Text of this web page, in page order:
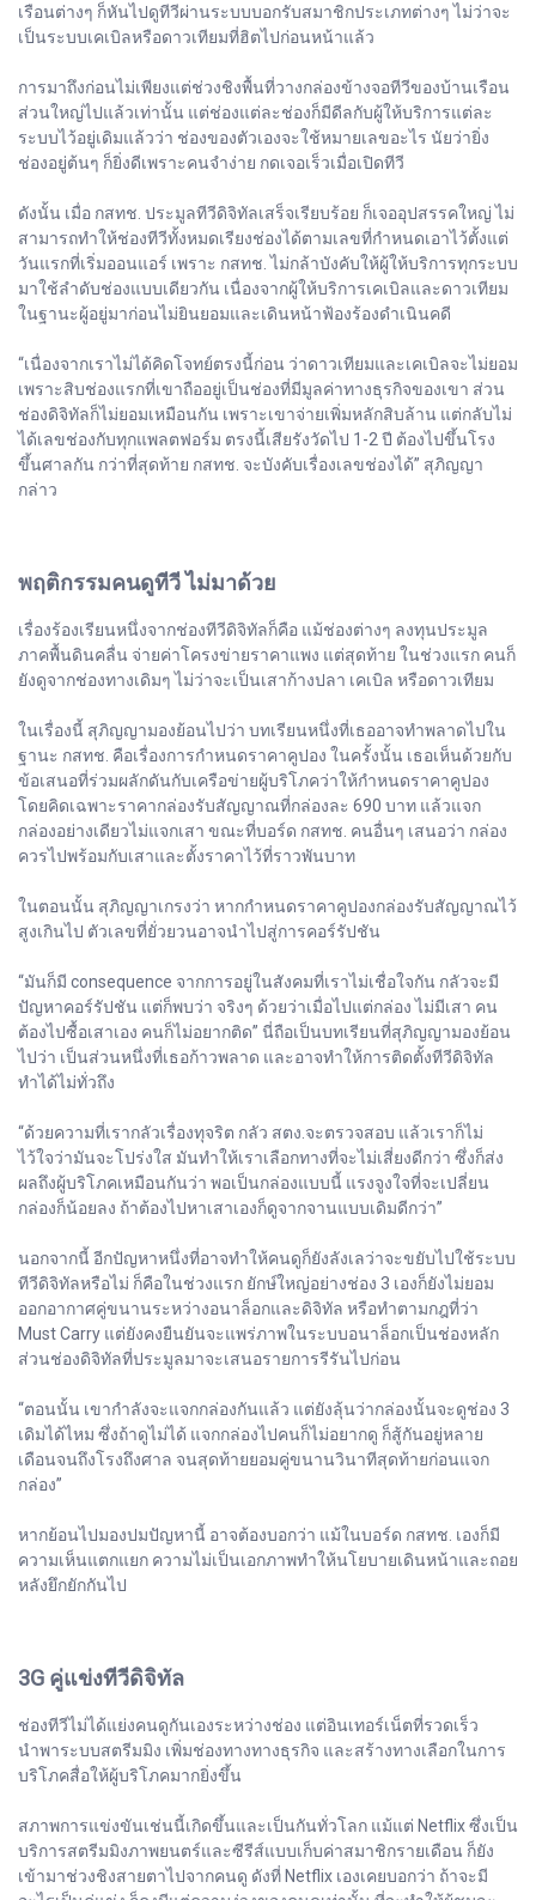
เรือนต่างๆ ก็หันไปดูทีวีผ่านระบบบอกรับสมาชิกประเภทต่างๆ ไม่ว่าจะ
เป็นระบบเคเบิลหรือดาวเทียมที่ฮิตไปก่อนหน้าแล้ว
การมาถึงก่อนไม่เพียงแต่ช่วงชิงพื้นที่วางกล่องข้างจอทีวีของบ้านเรือน
ส่วนใหญ่ไปแล้วเท่านั้น แต่ช่องแต่ละช่องก็มีดีลกับผู้ให้บริการแต่ละ
ระบบไว้อยู่เดิมแล้วว่า ช่องของตัวเองจะใช้หมายเลขอะไร นัยว่ายิ่ง
ช่องอยู่ต้นๆ ก็ยิ่งดีเพราะคนจำง่าย กดเจอเร็วเมื่อเปิดทีวี
ดังนั้น เมื่อ กสทช. ประมูลทีวีดิจิทัลเสร็จเรียบร้อย ก็เจออุปสรรคใหญ่ ไม่
สามารถทำให้ช่องทีวีทั้งหมดเรียงช่องได้ตามเลขที่กำหนดเอาไว้ตั้งแต่
วันแรกที่เริ่มออนแอร์ เพราะ กสทช. ไม่กล้าบังคับให้ผู้ให้บริการทุกระบบ
มาใช้ลำดับช่องแบบเดียวกัน เนื่องจากผู้ให้บริการเคเบิลและดาวเทียม
ในฐานะผู้อยู่มาก่อนไม่ยินยอมและเดินหน้าฟ้องร้องดำเนินคดี
“เนื่องจากเราไม่ได้คิดโจทย์ตรงนี้ก่อน ว่าดาวเทียมและเคเบิลจะไม่ยอม
เพราะสิบช่องแรกที่เขาถืออยู่เป็นช่องที่มีมูลค่าทางธุรกิจของเขา ส่วน
ช่องดิจิทัลก็ไม่ยอมเหมือนกัน เพราะเขาจ่ายเพิ่มหลักสิบล้าน แต่กลับไม่
ได้เลขช่องกับทุกแพลตฟอร์ม ตรงนี้เสียรังวัดไป 1-2 ปี ต้องไปขึ้นโรง
ขึ้นศาลกัน กว่าที่สุดท้าย กสทช. จะบังคับเรื่องเลขช่องได้” สุภิญญา
กล่าว
พฤติกรรมคนดูทีวี ไม่มาด้วย
เรื่องร้องเรียนหนึ่งจากช่องทีวีดิจิทัลก็คือ แม้ช่องต่างๆ ลงทุนประมูล
ภาคพื้นดินคลื่น จ่ายค่าโครงข่ายราคาแพง แต่สุดท้าย ในช่วงแรก คนก็
ยังดูจากช่องทางเดิมๆ ไม่ว่าจะเป็นเสาก้างปลา เคเบิล หรือดาวเทียม
ในเรื่องนี้ สุภิญญามองย้อนไปว่า บทเรียนหนึ่งที่เธออาจทำพลาดไปใน
ฐานะ กสทช. คือเรื่องการกำหนดราคาคูปอง ในครั้งนั้น เธอเห็นด้วยกับ
ข้อเสนอที่ร่วมผลักดันกับเครือข่ายผู้บริโภคว่าให้กำหนดราคาคูปอง
โดยคิดเฉพาะราคากล่องรับสัญญาณที่กล่องละ 690 บาท แล้วแจก
กล่องอย่างเดียวไม่แจกเสา ขณะที่บอร์ด กสทช. คนอื่นๆ เสนอว่า กล่อง
ควรไปพร้อมกับเสาและตั้งราคาไว้ที่ราวพันบาท
ในตอนนั้น สุภิญญาเกรงว่า หากกำหนดราคาคูปองกล่องรับสัญญาณไว้
สูงเกินไป ตัวเลขที่ยั่วยวนอาจนำไปสู่การคอร์รัปชัน
“มันก็มี consequence จากการอยู่ในสังคมที่เราไม่เชื่อใจกัน กลัวจะมี
ปัญหาคอร์รัปชัน แต่ก็พบว่า จริงๆ ด้วยว่าเมื่อไปแต่กล่อง ไม่มีเสา คน
ต้องไปซื้อเสาเอง คนก็ไม่อยากติด” นี่ถือเป็นบทเรียนที่สุภิญญามองย้อน
ไปว่า เป็นส่วนหนึ่งที่เธอก้าวพลาด และอาจทำให้การติดตั้งทีวีดิจิทัล
ทำได้ไม่ทั่วถึง
“ด้วยความที่เรากลัวเรื่องทุจริต กลัว สตง.จะตรวจสอบ แล้วเราก็ไม่
ไว้ใจว่ามันจะโปร่งใส มันทำให้เราเลือกทางที่จะไม่เสี่ยงดีกว่า ซึ่งก็ส่ง
ผลถึงผู้บริโภคเหมือนกันว่า พอเป็นกล่องแบบนี้ แรงจูงใจที่จะเปลี่ยน
กล่องก็น้อยลง ถ้าต้องไปหาเสาเองก็ดูจากจานแบบเดิมดีกว่า”
นอกจากนี้ อีกปัญหาหนึ่งที่อาจทำให้คนดูก็ยังลังเลว่าจะขยับไปใช้ระบบ
ทีวีดิจิทัลหรือไม่ ก็คือในช่วงแรก ยักษ์ใหญ่อย่างช่อง 3 เองก็ยังไม่ยอม
ออกอากาศคู่ขนานระหว่างอนาล็อกและดิจิทัล หรือทำตามกฎที่ว่า
Must Carry แต่ยังคงยืนยันจะแพร่ภาพในระบบอนาล็อกเป็นช่องหลัก
ส่วนช่องดิจิทัลที่ประมูลมาจะเสนอรายการรีรันไปก่อน
“ตอนนั้น เขากำลังจะแจกกล่องกันแล้ว แต่ยังลุ้นว่ากล่องนั้นจะดูช่อง 3
เดิมได้ไหม ซึ่งถ้าดูไม่ได้ แจกกล่องไปคนก็ไม่อยากดู ก็สู้กันอยู่หลาย
เดือนจนถึงโรงถึงศาล จนสุดท้ายยอมคู่ขนานวินาทีสุดท้ายก่อนแจก
กล่อง”
หากย้อนไปมองปมปัญหานี้ อาจต้องบอกว่า แม้ในบอร์ด กสทช. เองก็มี
ความเห็นแตกแยก ความไม่เป็นเอกภาพทำให้นโยบายเดินหน้าและถอย
หลังยึกยักกันไป
3G คู่แข่งทีวีดิจิทัล
ช่องทีวีไม่ได้แย่งคนดูกันเองระหว่างช่อง แต่อินเทอร์เน็ตที่รวดเร็ว
นำพาระบบสตรีมมิง เพิ่มช่องทางทางธุรกิจ และสร้างทางเลือกในการ
บริโภคสื่อให้ผู้บริโภคมากยิ่งขึ้น
สภาพการแข่งขันเช่นนี้เกิดขึ้นและเป็นกันทั่วโลก แม้แต่ Netflix ซึ่งเป็น
บริการสตรีมมิงภาพยนตร์และซีรีส์แบบเก็บค่าสมาชิกรายเดือน ก็ยัง
เข้ามาช่วงชิงสายตาไปจากคนดู ดังที่ Netflix เองเคยบอกว่า ถ้าจะมี